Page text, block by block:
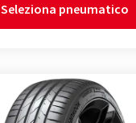
Seleziona pneumatico